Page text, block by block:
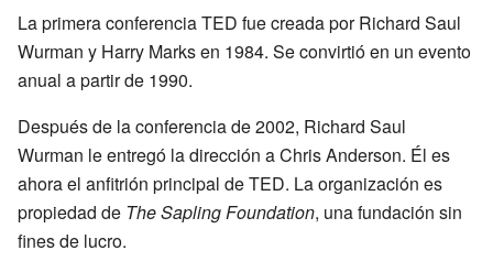
La primera conferencia TED fue creada por Richard Saul
Wurman y Harry Marks en 1984. Se convirtió en un evento
anual a partir de 1990.
Después de la conferencia de 2002, Richard Saul
Wurman le entregó la dirección a Chris Anderson. Él es
ahora el anfitrión principal de TED. La organización es
propiedad de The Sapling Foundation, una fundación sin
fines de lucro.